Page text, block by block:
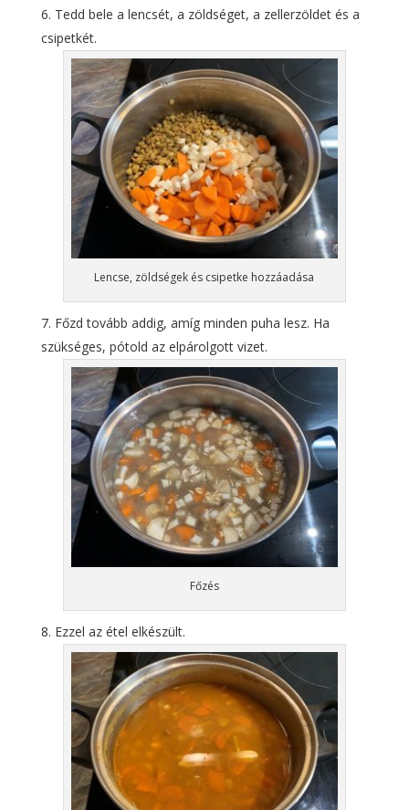
Tedd bele a lencsét, a zöldséget, a zellerzöldet és a
csipetkét.
Lencse, zöldségek és csipetke hozzáadása
Főzd tovább addig, amíg minden puha lesz. Ha
szükséges, pótold az elpárolgott vizet.
Főzés
Ezzel az étel elkészült.